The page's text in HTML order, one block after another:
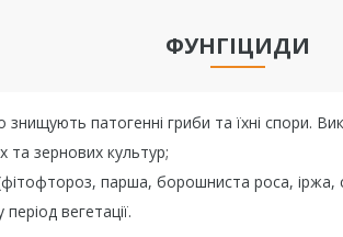
ФУНГІЦИДИ
патогенні гриби та їхні спори.
та зернових культур;
парша, борошниста роса, іржа,
вегетації.